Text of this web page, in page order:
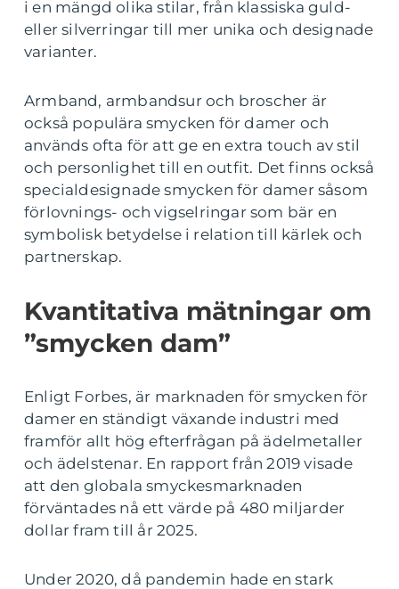
i en mängd olika stilar, från klassiska guld-
eller silverringar till mer unika och designade
varianter.
Armband, armbandsur och broscher är
också populära smycken för damer och
används ofta för att ge en extra touch av stil
och personlighet till en outfit. Det finns också
specialdesignade smycken för damer såsom
förlovnings- och vigselringar som bär en
symbolisk betydelse i relation till kärlek och
partnerskap.
Kvantitativa mätningar om
”smycken dam”
Enligt Forbes, är marknaden för smycken för
damer en ständigt växande industri med
framför allt hög efterfrågan på ädelmetaller
och ädelstenar. En rapport från 2019 visade
att den globala smyckesmarknaden
förväntades nå ett värde på 480 miljarder
dollar fram till år 2025.
Under 2020, då pandemin hade en stark